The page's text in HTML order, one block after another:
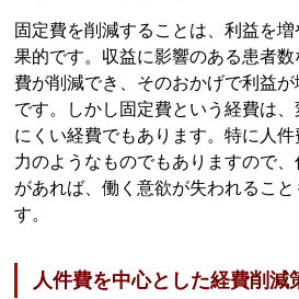
固定費を削減することは、利益を
果的です。収益に影響のある患者
費が削減でき、そのおかげで利益
です。しかし固定費という経費は
にくい経費でもあります。特に人
力のようなものでもありますので
があれば、働く意欲が失われるこ
す。
人件費を中心とした経費削減